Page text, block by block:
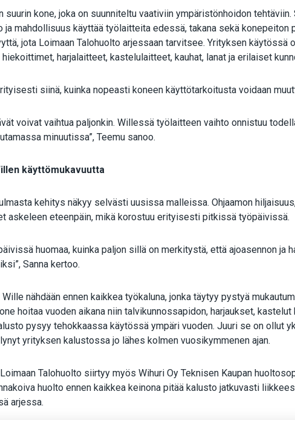
kone, joka on suunniteltu vaativiin ympäristönhoidon tehtäviin.
ja mahdollisuus käyttää työlaitteita edessä, takana sekä konepeiton
jota Loimaan Talohuolto arjessaan tarvitsee. Yrityksen käytössä
harjalaitteet, kastelulaitteet, kauhat, lanat ja erilaiset
siinä, kuinka nopeasti koneen käyttötarkoitusta voidaan
voivat vaihtua paljonkin. Willessä työlaitteen vaihto onnistuu
minuutissa”, Teemu sanoo.
käyttömukavuutta
kehitys näkyy selvästi uusissa malleissa. Ohjaamon
askeleen eteenpäin, mikä korostuu erityisesti pitkissä työpäivissä.
huomaa, kuinka paljon sillä on merkitystä, että ajoasennon ja
Sanna kertoo.
nähdään ennen kaikkea työkaluna, jonka täytyy pystyä
hoitaa vuoden aikana niin talvikunnossapidon, harjaukset,
pysyy tehokkaassa käytössä ympäri vuoden. Juuri se on ollut
yrityksen kalustossa jo lähes kolmen vuosikymmenen ajan.
Talohuolto siirtyy myös Wihuri Oy Teknisen Kaupan
huolto ennen kaikkea keinona pitää kalusto jatkuvasti
arjessa.